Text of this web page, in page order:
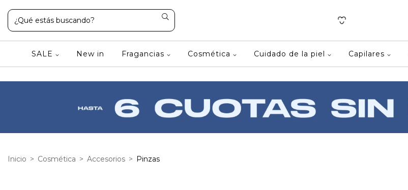
SALE New in Fragancias Cosmética Cuidado de la piel Capilares
Inicio > Cosmética > Accesorios > Pinzas